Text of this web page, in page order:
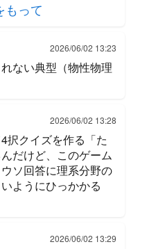
もって
2026/06/02 13:23
ない典型（物性物理
2026/06/02 13:28
択クイズを作る「た
だけど、このゲーム
ソ回答に理系分野の
ようにひっかかる
2026/06/02 13:29